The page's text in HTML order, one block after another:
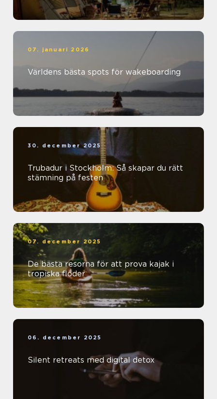
07. januari 2026
Världens bästa spots för wakeboarding
30. december 2025
Trubadur i Stockholm: Så skapar du rätt
stämning på festen
07. december 2025
De bästa resorna för att prova kajak i
tropiska floder
06. december 2025
Silent retreats med digital detox